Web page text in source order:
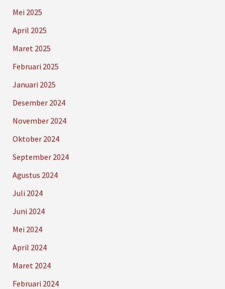
Mei 2025
April 2025
Maret 2025
Februari 2025
Januari 2025
Desember 2024
November 2024
Oktober 2024
September 2024
Agustus 2024
Juli 2024
Juni 2024
Mei 2024
April 2024
Maret 2024
Februari 2024